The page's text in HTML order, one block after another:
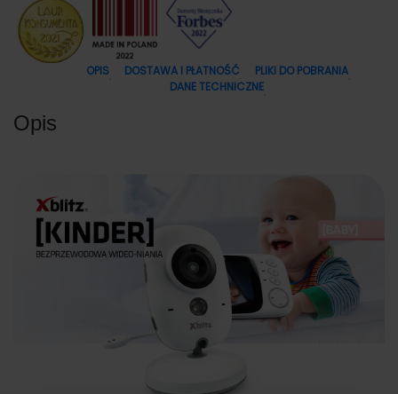
OPIS DOSTAWA I PŁATNOŚĆ
PLIKI DO POBRANIA
DANE TECHNICZNE
Opis